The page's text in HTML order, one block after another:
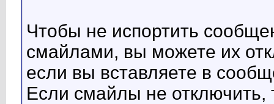
Чтобы не испортить
смайлами, вы можете их
если вы вставляете в
Если смайлы не отключить,